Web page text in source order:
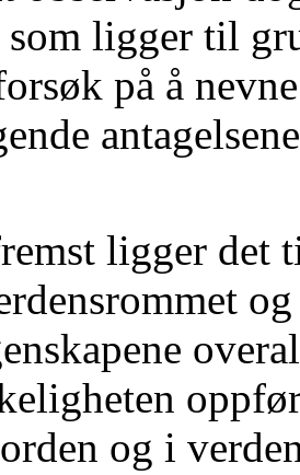
ligger til
på å
ligger det
og i